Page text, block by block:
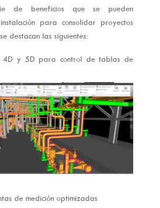
de beneficios que se pueden
para consolidar proyectos
destacan las siguientes:
4D y 5D para control de tablas de
de medición optimizadas